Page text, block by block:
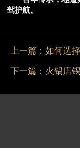
驾护航。
上一篇： 如何选
下一篇： 火锅店